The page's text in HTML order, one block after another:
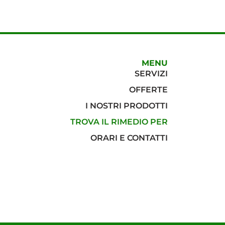
MENU
SERVIZI
OFFERTE
I NOSTRI PRODOTTI
TROVA IL RIMEDIO PER
ORARI E CONTATTI